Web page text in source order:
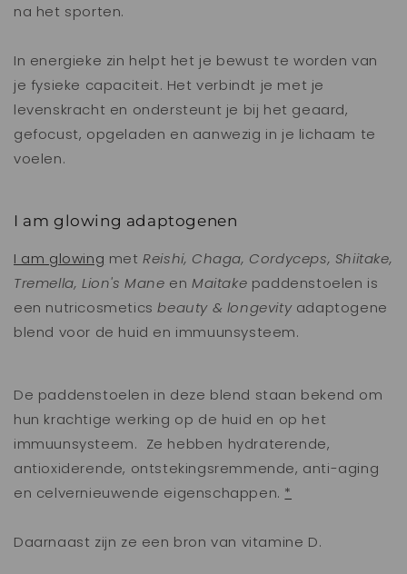
na het sporten.
In energieke zin helpt het je bewust te worden van
je fysieke capaciteit. Het verbindt je met je
levenskracht en ondersteunt je bij het geaard,
gefocust, opgeladen en aanwezig in je lichaam te
voelen.
I am glowing adaptogenen
I am glowing metReishi, Chaga, Cordyceps, Shiitake,
Tremella, Lion's Mane enMaitake paddenstoelen is
een nutricosmetics beauty & longevityadaptogene
blend voor de huid en immuunsysteem.
De paddenstoelen in deze blend staan bekend om
hun krachtige werking op de huid en op het
immuunsysteem. Ze hebben hydraterende,
antioxiderende, ontstekingsremmende, anti-aging
en celvernieuwende eigenschappen. *
Daarnaast zijn ze een bron van vitamine D.